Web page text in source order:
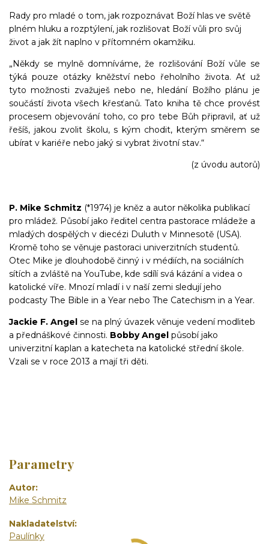
Rady pro mladé o tom, jak rozpoznávat Boží hlas ve světě
plném hluku a rozptýlení, jak rozlišovat Boží vůli pro svůj
život a jak žít naplno v přítomném okamžiku.
„Někdy se mylně domníváme, že rozlišování Boží vůle se
týká pouze otázky kněžství nebo řeholního života. Ať už
tyto možnosti zvažuješ nebo ne, hledání Božího plánu je
součástí života všech křesťanů. Tato kniha tě chce provést
procesem objevování toho, co pro tebe Bůh připravil, ať už
řešíš, jakou zvolit školu, s kým chodit, kterým směrem se
ubírat v kariéře nebo jaký si vybrat životní stav.“
(z úvodu autorů)
P. Mike Schmitz (*1974) je kněz a autor několika publikací
pro mládež. Působí jako ředitel centra pastorace mládeže a
mladých dospělých v diecézi Duluth v Minnesotě (USA).
Kromě toho se věnuje pastoraci univerzitních studentů.
Otec Mike je dlouhodobě činný i v médiích, na sociálních
sítích a zvláště na YouTube, kde sdílí svá kázání a videa o
katolické víře. Mnozí mladí i v naší zemi sledují jeho
podcasty The Bible in a Year nebo The Catechism in a Year.
Jackie F. Angel se na plný úvazek věnuje vedení modliteb
a přednáškové činnosti. Bobby Angel působí jako
univerzitní kaplan a katecheta na katolické střední škole.
Vzali se v roce 2013 a mají tři děti.
Parametry
Autor
Mike Schmitz
Nakladatelství
Paulínky